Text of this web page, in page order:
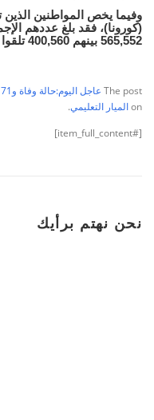
وفيما يخص المواطنين
(كورونا)، فقد بلغ عددهم
565,552 بينهم 400,560 تلقوا الجرعتين من اللقاح.
The post عاجل اليوم:حالة وفاة و71 إصابة جديدة بفيروس (كورونا)
onالميار التعليمي.
[#item_full_content]
نحن نهتم برأيك